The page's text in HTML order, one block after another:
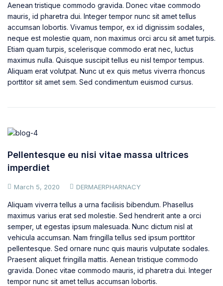
Aenean tristique commodo gravida. Donec vitae commodo
mauris, id pharetra dui. Integer tempor nunc sit amet tellus
accumsan lobortis. Vivamus tempor, ex id dignissim sodales,
neque est molestie quam, non maximus orci arcu sit amet turpis.
Etiam quam turpis, scelerisque commodo erat nec, luctus
maximus nulla. Quisque suscipit tellus eu nisl tempor tempus.
Aliquam erat volutpat. Nunc ut ex quis metus viverra rhoncus
porttitor sit amet sem. Sed condimentum euismod cursus.
Pellentesque eu nisi vitae massa ultrices
imperdiet
March 5, 2020 DERMAERPHARNACY
Aliquam viverra tellus a urna facilisis bibendum. Phasellus
maximus varius erat sed molestie. Sed hendrerit ante a orci
semper, ut egestas ipsum malesuada. Nunc dictum nisl at
vehicula accumsan. Nam fringilla tellus sed ipsum porttitor
pellentesque. Sed ornare nunc quis mauris vulputate sodales.
Praesent aliquet fringilla mattis. Aenean tristique commodo
gravida. Donec vitae commodo mauris, id pharetra dui. Integer
tempor nunc sit amet tellus accumsan lobortis.